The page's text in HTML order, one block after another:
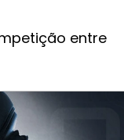
entre